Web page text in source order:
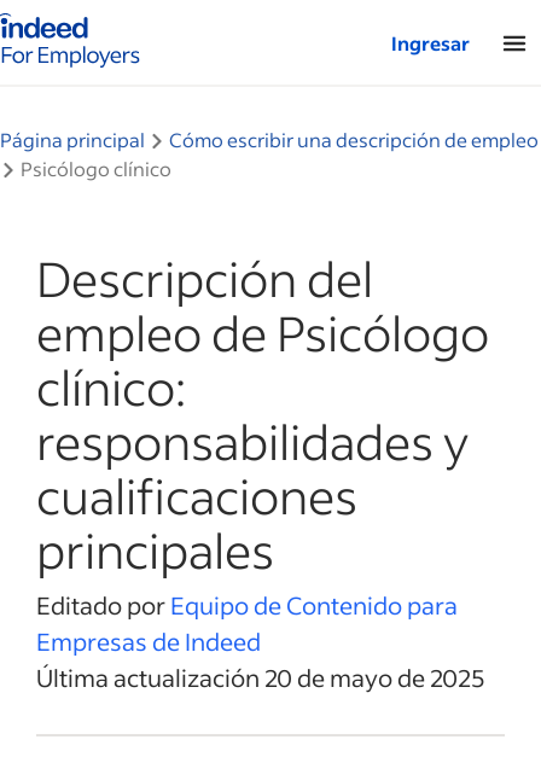
de inicio de Indeed: para empresas
Ingresar
Página principal
Cómo escribir una descripción de empleo
Psicólogo clínico
Descripción del
empleo de Psicólogo
clínico:
responsabilidades y
cualificaciones
principales
Editado porEquipo de Contenido para
Empresas de Indeed
Última actualización 20 de mayo de 2025